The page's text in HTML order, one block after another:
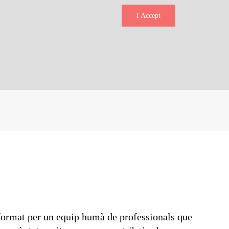
I Accept
per un equip humà de professionals que